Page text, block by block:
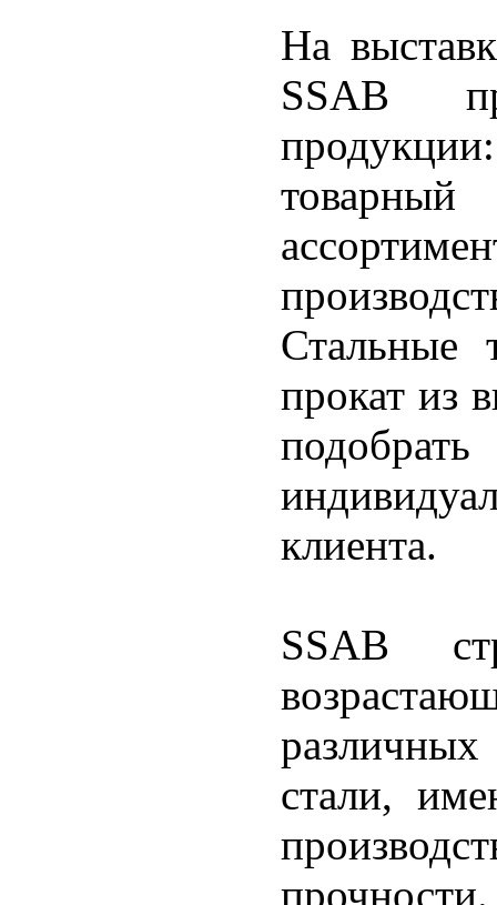
На
SSAB
товарный
Стальные
прокат из
клиента.
SSAB
стали,
прочности.